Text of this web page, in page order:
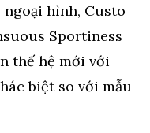
ngoại hình, Custo
Sportiness
thế hệ mới với
biệt so với mẫu